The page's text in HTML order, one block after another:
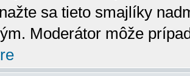
sa tieto smajlíky
Moderátor môže